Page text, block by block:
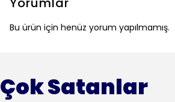
Bu ürün için henüz yorum yapılmamış.
Çok Satanlar